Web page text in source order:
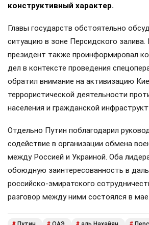
конструктивный характер.
Главы государств обстоятельно
ситуацию в зоне Персидского залива.
президент также проинформировал
дел в контексте проведения
обратил внимание на активизацию
террористической деятельности
населения и гражданской
Отдельно Путин поблагодарил
содействие в организации обмена
между Россией и Украиной. Оба
обоюдную заинтересованность в
российско-эмиратского
разговор между ними состоялся в мае.